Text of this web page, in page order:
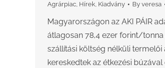
Agrárpiac, Hírek, Kiadvány By veresa
Magyarországon az AKI PÁIR
átlagosan 78,4 ezer forint/tonna
szállítási költség nélküli termelői
kereskedtek az étkezési